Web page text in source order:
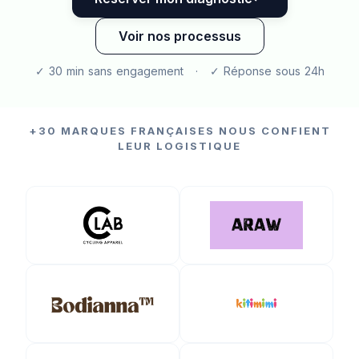
Voir nos processus
✓ 30 min sans engagement · ✓ Réponse sous 24h
+30 MARQUES FRANÇAISES NOUS CONFIENT
LEUR LOGISTIQUE